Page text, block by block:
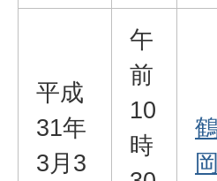
平成
31年
3月3
午
前
10
時